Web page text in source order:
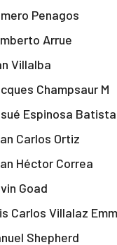
Penagos
Arrue
Villalba
Champsaur M
Espinosa Batista
Carlos Ortiz
Héctor Correa
Goad
Carlos Villalaz
Shepherd